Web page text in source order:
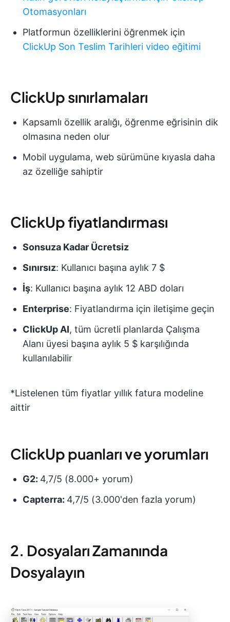
Otomasyonları
Platformun özelliklerini öğrenmek için
ClickUp Son Teslim Tarihleri video eğitimi
ClickUp sınırlamaları
Kapsamlı özellik aralığı, öğrenme eğrisinin dik
olmasına neden olur
Mobil uygulama, web sürümüne kıyasla daha
az özelliğe sahiptir
ClickUp fiyatlandırması
Sonsuza Kadar Ücretsiz
Sınırsız: Kullanıcı başına aylık 7 $
İş: Kullanıcı başına aylık 12 ABD doları
Enterprise: Fiyatlandırma için iletişime geçin
ClickUp AI, tüm ücretli planlarda Çalışma
Alanı üyesi başına aylık 5 $ karşılığında
kullanılabilir
*Listelenen tüm fiyatlar yıllık fatura modeline
aittir
ClickUp puanları ve yorumları
G2: 4,7/5 (8.000+ yorum)
Capterra: 4,7/5 (3.000'den fazla yorum)
2. Dosyaları Zamanında
Dosyalayın